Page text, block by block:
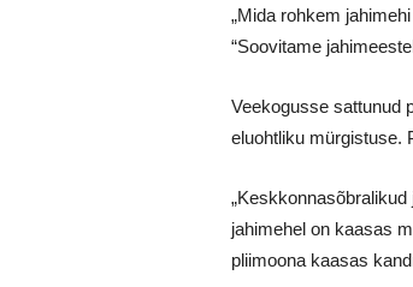
„Mida rohkem
“Soovitame
Veekogusse sattunud
eluohtliku mürgistuse.
jahimehel on kaasas
pliimoona kaasas